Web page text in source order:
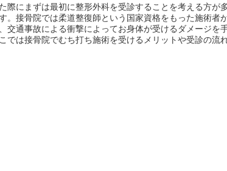
際にまずは最初に整形外科を受診することを考える方が
。接骨院では柔道整復師という国家資格をもった施術者
交通事故による衝撃によってお身体が受けるダメージを
では接骨院でむち打ち施術を受けるメリットや受診の流